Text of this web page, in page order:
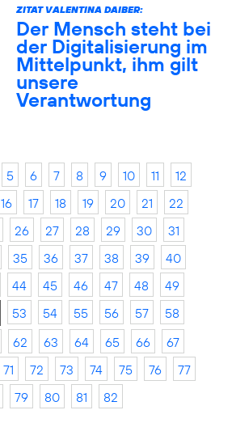
ZITAT VALENTINA DAIBER:
Der Mensch steht bei
der Digitalisierung im
Mittelpunkt, ihm gilt
unsere
Verantwortung
5 6 7 8 9 10 11
12
16 17 18 19 20 21
22
26 27 28 29 30
31
35 36 37 38 39
40
44 45 46 47 48
49
53 54 55 56 57
58
62 63 64 65 66
67
71 72 73 74 75 76
77
79 80 81 82